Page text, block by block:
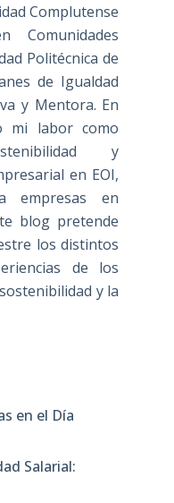
Complutense
Comunidades
Politécnica de
de Igualdad
y Mentora. En
mi labor como
y
en EOI,
empresas en
blog pretende
los distintos
de los
y la
en el Día
Salarial: